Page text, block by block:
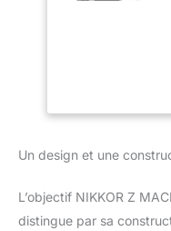
Un design et une
L’objectif NIKKOR Z
distingue par sa